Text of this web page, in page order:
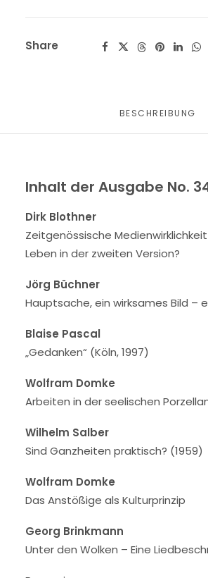
Share
BESCHREIBUNG
Inhalt der Ausgabe No.
Dirk Blothner
Zeitgenössische
Leben in der zweiten Version?
Jörg Büchner
Hauptsache, ein wirksames Bild –
Blaise Pascal
„Gedanken“ (Köln, 1997)
Wolfram Domke
Arbeiten in der seelischen
Wilhelm Salber
Sind Ganzheiten praktisch? (1959)
Wolfram Domke
Das Anstößige als Kulturprinzip
Georg Brinkmann
Unter den Wolken – Eine